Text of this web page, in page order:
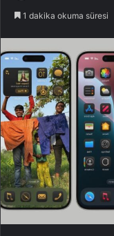
1 dakika okuma süresi